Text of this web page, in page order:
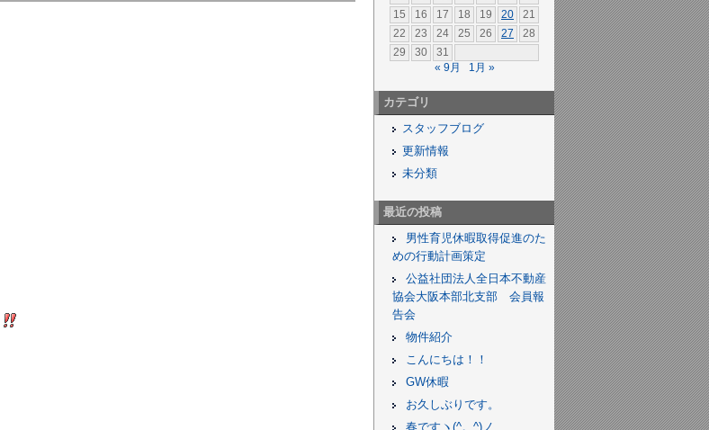
15
16 17 18 19 20
21
22
23 24 25 26 27
28
29
30
31
« 9月
1月 »
カテゴリ
スタッフブログ
更新情報
未分類
最近の投稿
男性育児休暇取得促進のた
めの行動計画策定
公益社団法人全日本不動産
協会大阪本部北支部 会員報
告会
物件紹介
こんにちは！！
GW休暇
お久しぶりです。
春ですヽ(^。^)ノ